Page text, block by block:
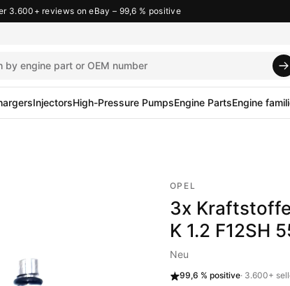
3.600+ reviews on eBay – 99,6 % positive
InjectorsHigh-Pressure PumpsEngine PartsEngine
OPEL
3x
K 1.2 F12SH
Neu
99,6 % positive· 3.600+